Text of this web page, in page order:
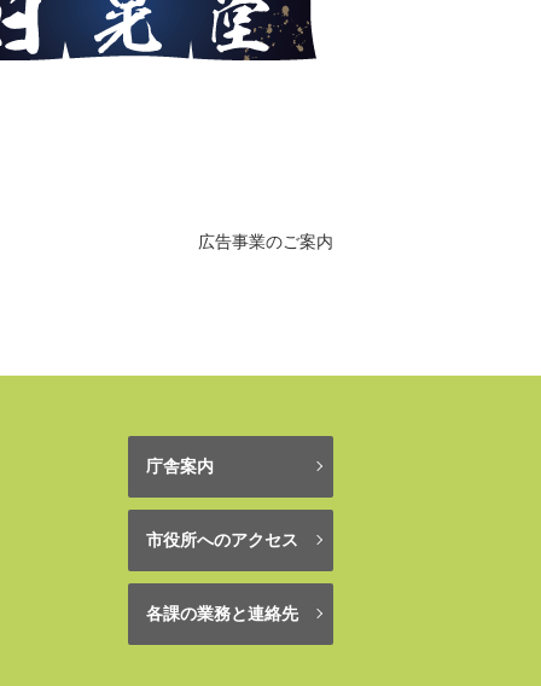
広告事業のご案内
庁舎案内
市役所へのアクセス
各課の業務と連絡先